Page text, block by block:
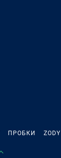
ПРОБКИ ZODY